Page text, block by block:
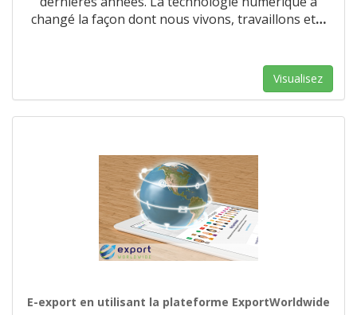
changé la façon dont nous vivons, travaillons et…
Visualisez
E-export en utilisant la plateforme ExportWorldwide